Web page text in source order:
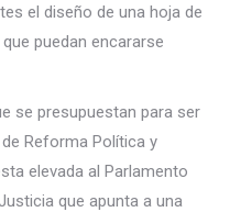
el diseño de una hoja de
puedan encararse
se presupuestan para ser
Reforma Política y
elevada al Parlamento
que apunta a una